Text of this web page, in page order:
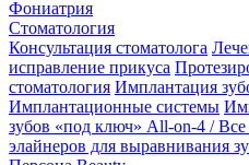
Фониатрия
Стоматология
Консультация стоматолога
исправление прикуса
стоматология Имплантация
Имплантационные системы
зубов «под ключ» All-on-4 / Все
элайнеров для выравнивания